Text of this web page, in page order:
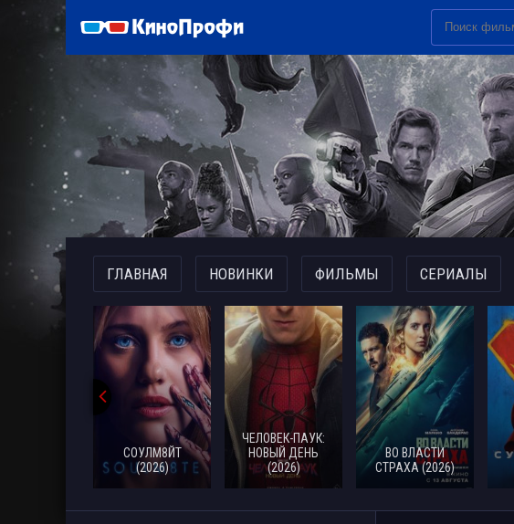
ГЛАВНАЯ НОВИНКИ ФИЛЬМЫ СЕРИАЛЫ
СОУЛМ8ЙТ
(2026)
ЧЕЛОВЕК-ПАУК:
НОВЫЙ ДЕНЬ
(2026)
ВО ВЛАСТИ
СТРАХА (2026)